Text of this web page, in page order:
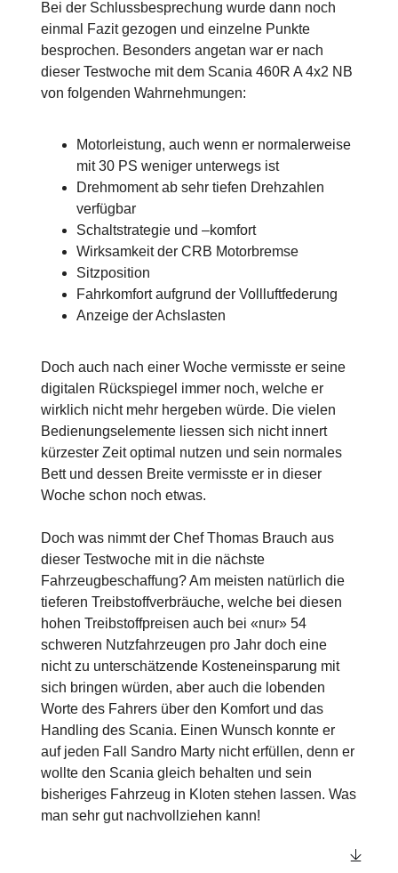
Bei der Schlussbesprechung wurde dann noch
einmal Fazit gezogen und einzelne Punkte
besprochen. Besonders angetan war er nach
dieser Testwoche mit dem Scania 460R A 4x2 NB
von folgenden Wahrnehmungen:
Motorleistung, auch wenn er normalerweise
mit 30 PS weniger unterwegs ist
Drehmoment ab sehr tiefen Drehzahlen
verfügbar
Schaltstrategie und –komfort
Wirksamkeit der CRB Motorbremse
Sitzposition
Fahrkomfort aufgrund der Vollluftfederung
Anzeige der Achslasten
Doch auch nach einer Woche vermisste er seine
digitalen Rückspiegel immer noch, welche er
wirklich nicht mehr hergeben würde. Die vielen
Bedienungselemente liessen sich nicht innert
kürzester Zeit optimal nutzen und sein normales
Bett und dessen Breite vermisste er in dieser
Woche schon noch etwas.
Doch was nimmt der Chef Thomas Brauch aus
dieser Testwoche mit in die nächste
Fahrzeugbeschaffung? Am meisten natürlich die
tieferen Treibstoffverbräuche, welche bei diesen
hohen Treibstoffpreisen auch bei «nur» 54
schweren Nutzfahrzeugen pro Jahr doch eine
nicht zu unterschätzende Kosteneinsparung mit
sich bringen würden, aber auch die lobenden
Worte des Fahrers über den Komfort und das
Handling des Scania. Einen Wunsch konnte er
auf jeden Fall Sandro Marty nicht erfüllen, denn er
wollte den Scania gleich behalten und sein
bisheriges Fahrzeug in Kloten stehen lassen. Was
man sehr gut nachvollziehen kann!